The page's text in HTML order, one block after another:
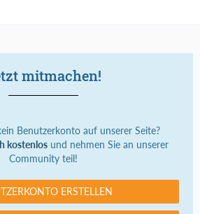
mitmachen!
Benutzerkonto auf unserer Seite?
kostenlos und nehmen Sie an unserer
Community teil!
ERSTELLEN